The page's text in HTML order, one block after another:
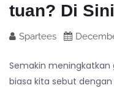
tuan? Di
Spartees
Semakin
biasa kita sebut